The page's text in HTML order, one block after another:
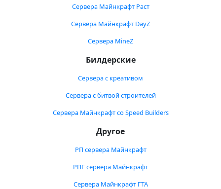
Сервера Майнкрафт Раст
Сервера Майнкрафт DayZ
Сервера MineZ
Билдерские
Сервера с креативом
Сервера с битвой строителей
Сервера Майнкрафт со Speed Builders
Другое
РП сервера Майнкрафт
РПГ сервера Майнкрафт
Сервера Майнкрафт ГТА